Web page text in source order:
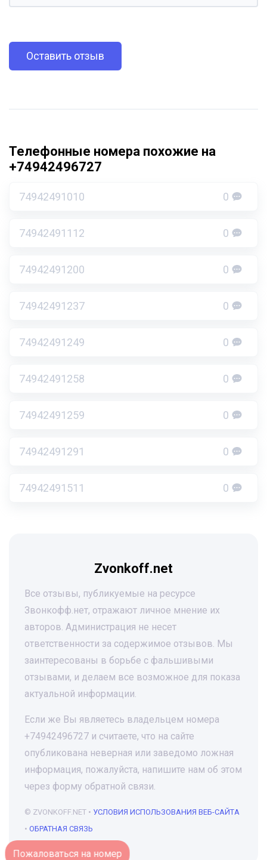
Оставить отзыв
Телефонные номера похожие на
+74942496727
74942491010 0
74942491112 0
74942491200 0
74942491237 0
74942491249 0
74942491258 0
74942491259 0
74942491291 0
74942491511 0
Zvonkoff.net
Все отзывы, публикуемые на ресурсе
Звонкофф.нет, отражают личное мнение их
авторов. Администрация не несет
ответственности за содержимое отзывов. Мы
заинтересованы в борьбе с фальшивыми
отзывами, и делаем все возможное для показа
актуальной информации.
Если же Вы являетесь владельцем номера
+74942496727 и считаете, что на сайте
опубликована неверная или заведомо ложная
информация, пожалуйста, напишите нам об этом
через форму обратной связи.
© ZVONKOFF.NET • УСЛОВИЯ ИСПОЛЬЗОВАНИЯ ВЕБ-САЙТА
• ОБРАТНАЯ СВЯЗЬ
Пожаловаться на номер